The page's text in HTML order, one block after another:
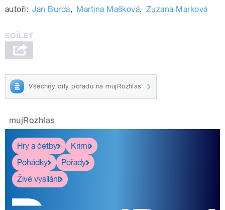
autoři: Jan Burda, Martina Mašková, Zuzana Marková
Všechny díly pořadu na mujRozhlas
mujRozhlas
Hry a četby
Krimi
Pohádky
Pořady
Živé vysílání